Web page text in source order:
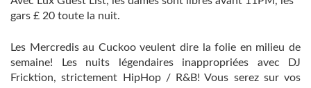
gars £ 20 toute la nuit.
Les Mercredis au Cuckoo veulent dire la folie en milieu de
semaine! Les nuits légendaires inappropriées avec DJ
Fricktion, strictement HipHop / R&B! Vous serez sur vos